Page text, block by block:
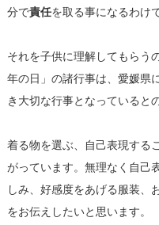
分で責任を取る事になるわけ
それを子供に理解してもらう
年の日」の諸行事は、愛媛県
き大切な行事となっていると
着る物を選ぶ、自己表現する
がっています。無理なく自己
しみ、好感度をあげる服装、
をお伝えしたいと思います。